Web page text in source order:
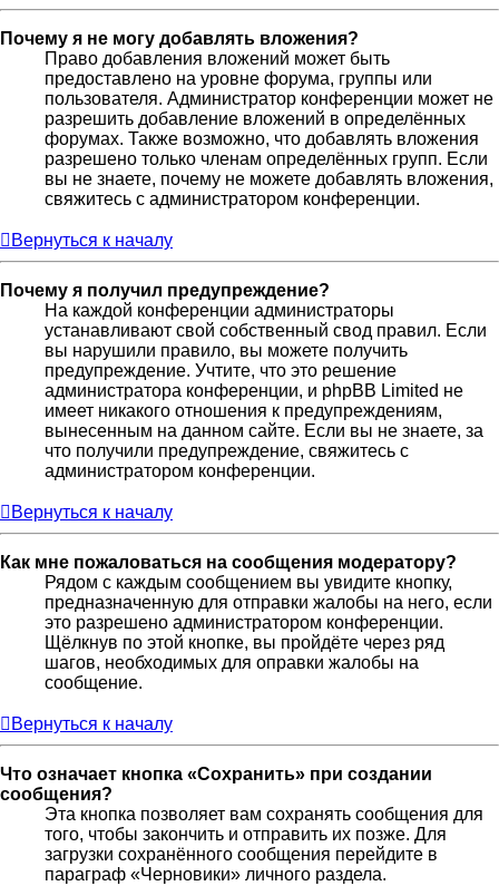
Почему я не могу добавлять вложения?
Право добавления вложений может быть
предоставлено на уровне форума, группы или
пользователя. Администратор конференции может не
разрешить добавление вложений в определённых
форумах. Также возможно, что добавлять вложения
разрешено только членам определённых групп. Если
вы не знаете, почему не можете добавлять вложения,
свяжитесь с администратором конференции.
Вернуться к началу
Почему я получил предупреждение?
На каждой конференции администраторы
устанавливают свой собственный свод правил. Если
вы нарушили правило, вы можете получить
предупреждение. Учтите, что это решение
администратора конференции, и phpBB Limited не
имеет никакого отношения к предупреждениям,
вынесенным на данном сайте. Если вы не знаете, за
что получили предупреждение, свяжитесь с
администратором конференции.
Вернуться к началу
Как мне пожаловаться на сообщения модератору?
Рядом с каждым сообщением вы увидите кнопку,
предназначенную для отправки жалобы на него, если
это разрешено администратором конференции.
Щёлкнув по этой кнопке, вы пройдёте через ряд
шагов, необходимых для оправки жалобы на
сообщение.
Вернуться к началу
Что означает кнопка «Сохранить» при создании
сообщения?
Эта кнопка позволяет вам сохранять сообщения для
того, чтобы закончить и отправить их позже. Для
загрузки сохранённого сообщения перейдите в
параграф «Черновики» личного раздела.